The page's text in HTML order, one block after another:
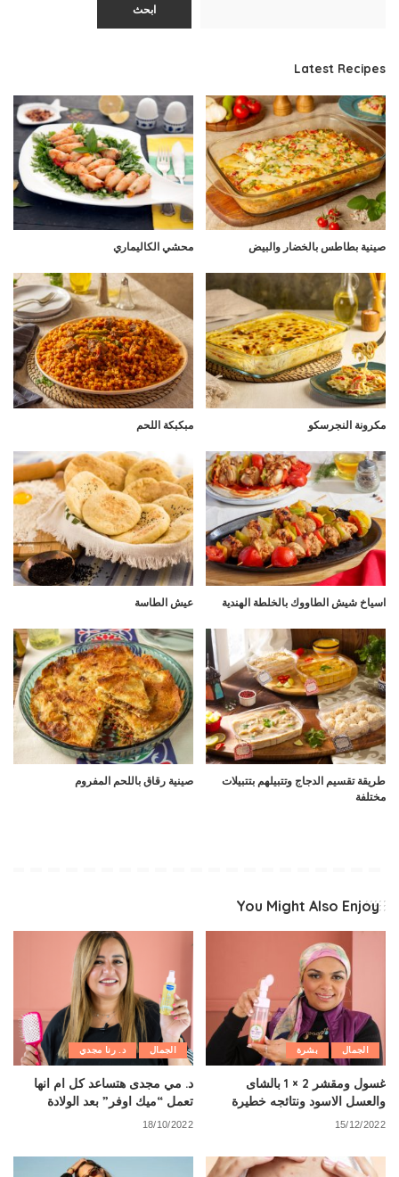
ابحث
Latest Recipes
صينية بطاطس بالخضار والبيض محشي الكاليماري
مكرونة النجرسكو مبكبكة اللحم
اسياخ شيش الطاووك بالخلطة الهندية عيش الطاسة
طريقة تقسيم الدجاج وتتبيلهم بتتبيلات
مختلفة
صينية رقاق باللحم المفروم
You Might Also Enjoy
الجمال بشرة
غسول ومقشر 2 × 1 بالشاى
والعسل الاسود ونتائجه خطيرة
15/12/2022
الجمال د. رنا مجدي
د. مي مجدى هتساعد كل ام انها
تعمل “ميك اوفر” بعد الولادة
18/10/2022